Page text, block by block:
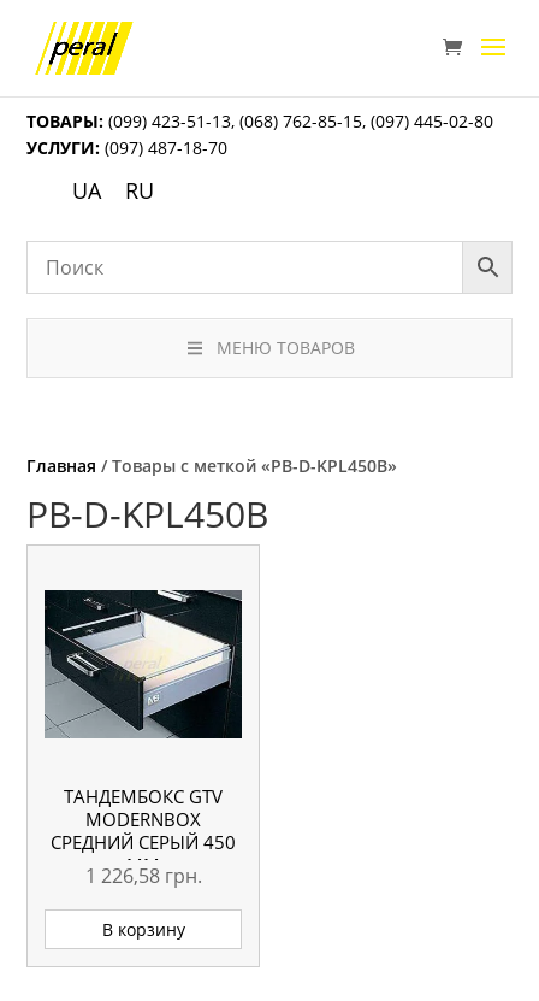
ТОВАРЫ: (099) 423-51-13,(068) 762-85-15,(097) 445-02-80
УСЛУГИ: (097) 487-18-70
UA RU
МЕНЮ ТОВАРОВ
Главная / Товары с меткой «PB-D-KPL450B»
PB-D-KPL450B
ТАНДЕМБОКС GTV
MODERNBOX
СРЕДНИЙ СЕРЫЙ 450
ММ
1 226,58 грн.
В корзину